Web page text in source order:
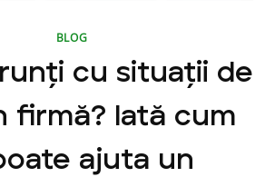
BLOG
cu situații de
firmă? Iată cum
ajuta un